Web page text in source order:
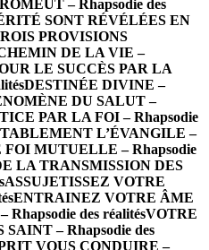
– Rhapsodie des
SONT RÉVÉLÉES EN
PROVISIONS
DE LA VIE –
LE SUCCÈS PAR LA
DESTINÉE DIVINE –
DU SALUT –
PAR LA FOI – Rhapsodie
L’ÉVANGILE –
FOI MUTUELLE – Rhapsodie
LA TRANSMISSION DES
ASSUJETISSEZ VOTRE
ENTRAINEZ VOTRE ÂME
des réalitésVOTRE
– Rhapsodie des
VOUS CONDUIRE –